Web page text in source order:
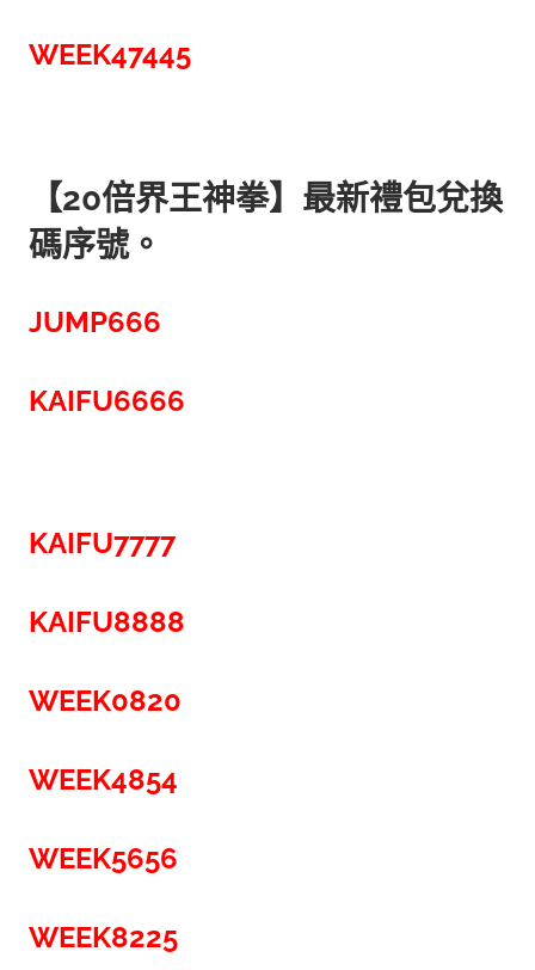
WEEK47445
【20倍界王神拳】最新禮包兌換
碼序號。
JUMP666
KAIFU6666
KAIFU7777
KAIFU8888
WEEK0820
WEEK4854
WEEK5656
WEEK8225